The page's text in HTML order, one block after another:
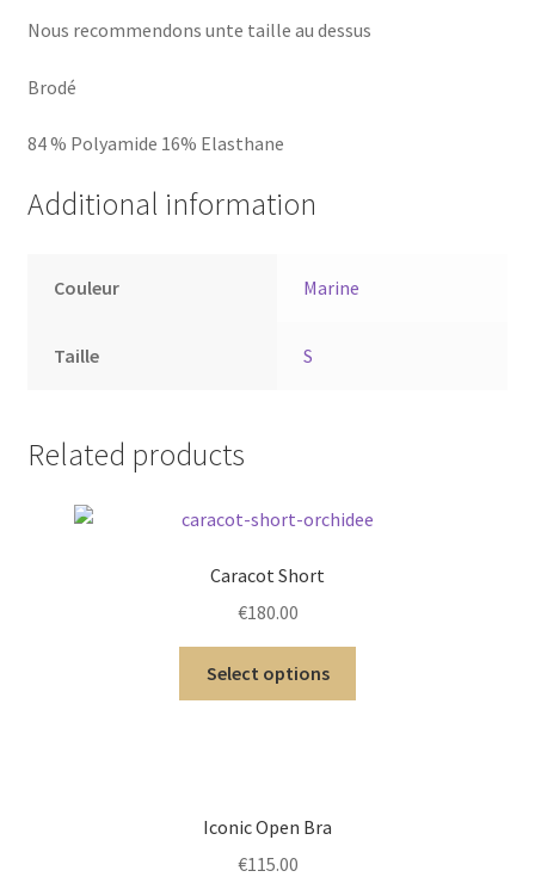
Nous recommendons unte taille au dessus
Brodé
84 % Polyamide 16% Elasthane
Additional information
Couleur Marine
Taille S
Related products
Caracot Short
€180.00
Select options
Iconic Open Bra
€115.00